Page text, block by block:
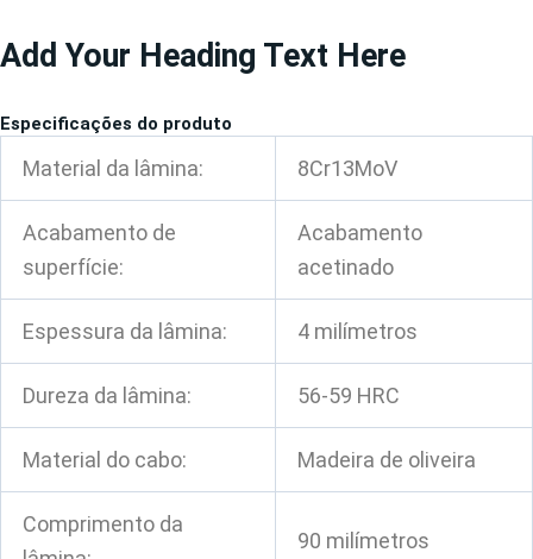
para
conteúdo
Add Your Heading Text Here
Especificações do produto
Material da lâmina: 8Cr13MoV
Acabamento de
superfície:
Acabamento
acetinado
Espessura da lâmina: 4 milímetros
Dureza da lâmina: 56-59 HRC
Material do cabo: Madeira de oliveira
Comprimento da
90 milímetros